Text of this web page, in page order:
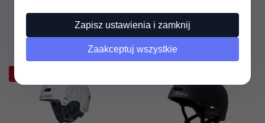
Zapisz ustawienia i zamknij
Zaakceptuj wszystkie